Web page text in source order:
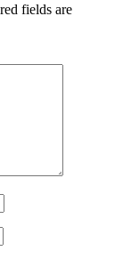
fields are